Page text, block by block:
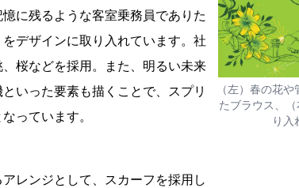
に残るような客室乗務員でありた
ザインに取り入れています。社
などを採用。また、明るい未来
いった要素も描くことで、スプリ
っています。
レンジとして、スカーフを採用し
（左）春の花
たブラウス、
り入